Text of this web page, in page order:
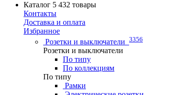
Каталог 5 432 товары
Контакты
Доставка и оплата
Избранное
Розетки и выключатели 3356
Розетки и выключатели
По типу
По коллекциям
По типу
Рамки